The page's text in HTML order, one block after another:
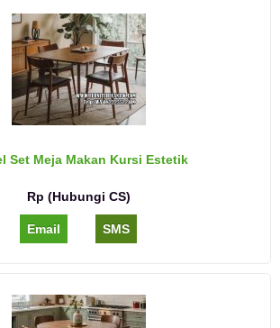
Set Meja Makan Kursi Estetik
Rp (Hubungi CS)
Email SMS